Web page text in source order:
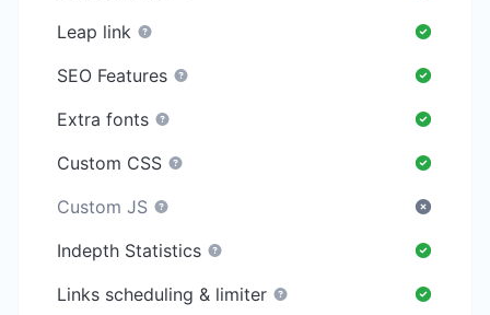
Leap link
SEO Features
Extra fonts
Custom CSS
Custom JS
Indepth Statistics
Links scheduling & limiter